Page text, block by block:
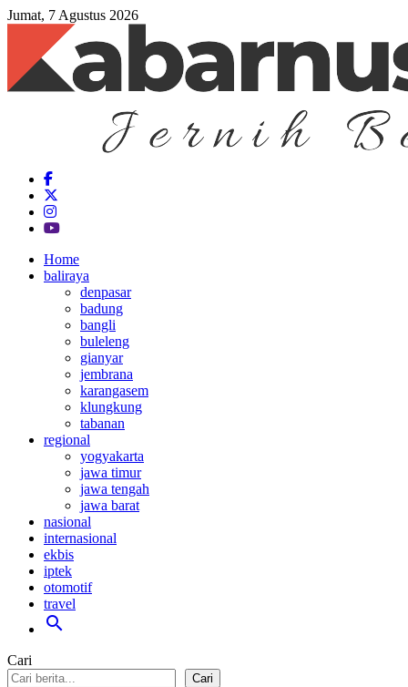
Jumat, 7 Agustus 2026
Home
baliraya
denpasar
badung
bangli
buleleng
gianyar
jembrana
karangasem
klungkung
tabanan
regional
yogyakarta
jawa timur
jawa tengah
jawa barat
nasional
internasional
ekbis
iptek
otomotif
travel
search
Cari
Cari